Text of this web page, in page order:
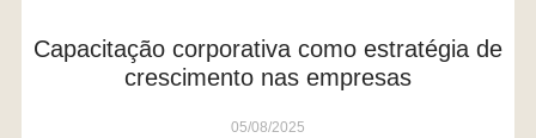
Capacitação corporativa como estratégia de
crescimento nas empresas
05/08/2025